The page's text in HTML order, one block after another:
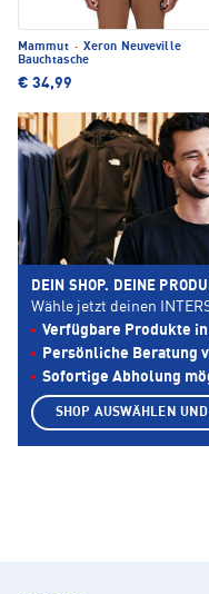
Mammut · Xeron Neuveville
Bauchtasche
€ 34,99
DEIN SHOP. DEINE
Wähle jetzt deinen
Verfügbare Produkte
Persönliche Beratung
Sofortige Abholung